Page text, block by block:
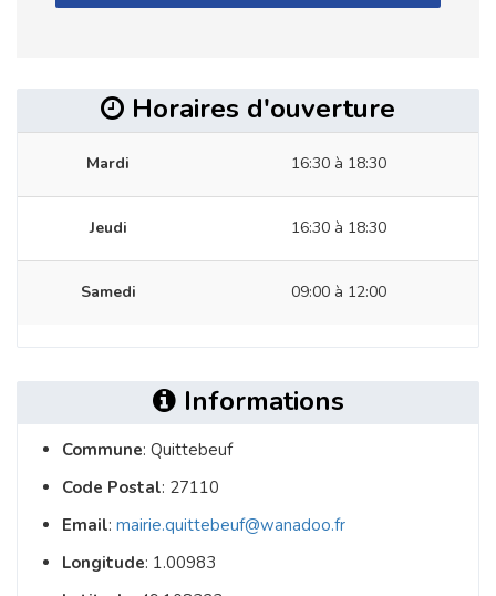
Horaires d'ouverture
Mardi 16:30 à 18:30
Jeudi 16:30 à 18:30
Samedi 09:00 à 12:00
Informations
Commune: Quittebeuf
Code Postal: 27110
Email: mairie.quittebeuf@wanadoo.fr
Longitude: 1.00983